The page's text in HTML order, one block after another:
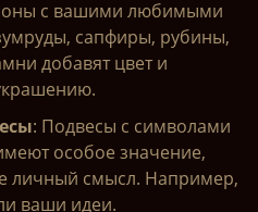
с вашими любимыми
сапфиры, рубины,
добавят цвет и
: Подвесы с символами
особое значение,
личный смысл. Например,
ваши идеи.